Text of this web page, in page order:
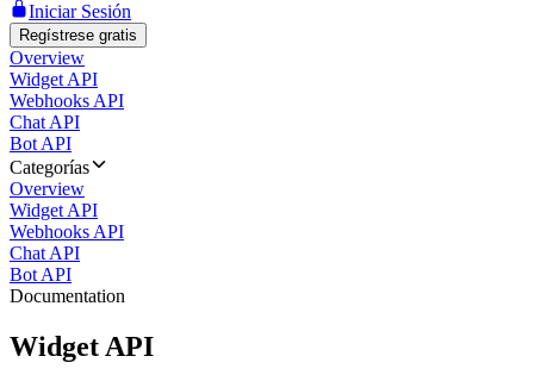
Iniciar Sesión
Regístrese gratis
Overview
Widget API
Webhooks API
Chat API
Bot API
Categorías
Overview
Widget API
Webhooks API
Chat API
Bot API
Documentation
Widget API